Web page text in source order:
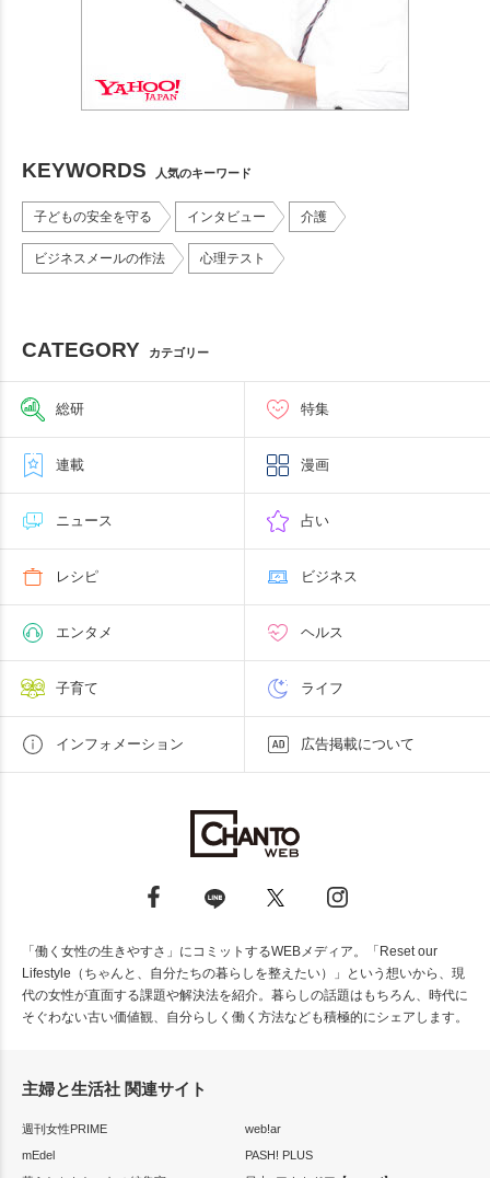
KEYWORDS 人気のキーワード
子どもの安全を守る インタビュー 介護
ビジネスメールの作法 心理テスト
CATEGORY カテゴリー
総研 特集
連載 漫画
ニュース 占い
レシピ ビジネス
エンタメ ヘルス
子育て ライフ
インフォメーション 広告掲載について
「働く女性の生きやすさ」にコミットするWEBメディア。「Reset our
Lifestyle（ちゃんと、自分たちの暮らしを整えたい）」という想いから、現
代の女性が直面する課題や解決法を紹介。暮らしの話題はもちろん、時代に
そぐわない古い価値観、自分らしく働く方法なども積極的にシェアします。
主婦と生活社 関連サイト
週刊女性PRIME
web!ar
mEdel
PASH! PLUS